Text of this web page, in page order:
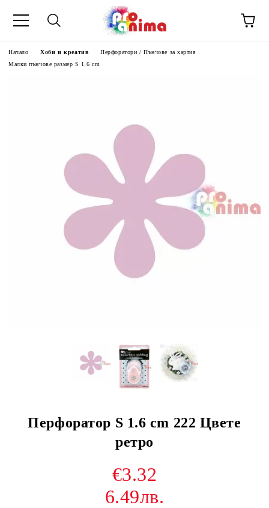
Начало Хоби и креатив
Перфоратори / Пънчове за хартия
Малки пънчове размер S 1.6 cm
Перфоратор S 1.6 cm 222 Цвете
ретро
€3.32
6.49лв.